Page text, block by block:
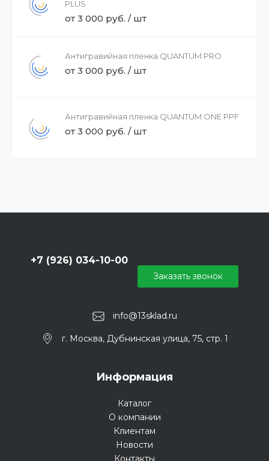
PLUS
от 3 000 руб. / шт
Антигравийная пленка QUANTUM PRO
от 3 000 руб. / шт
Антигравийная пленка QUANTUM ONE PPF
от 3 000 руб. / шт
info@13sklad.ru
+7 (926) 034-10-00
г. Москва, Дубнинская улица, 75, стр. 1
Заказать звонок
Информация
Каталог
О компании
Клиентам
Новости
Контакты